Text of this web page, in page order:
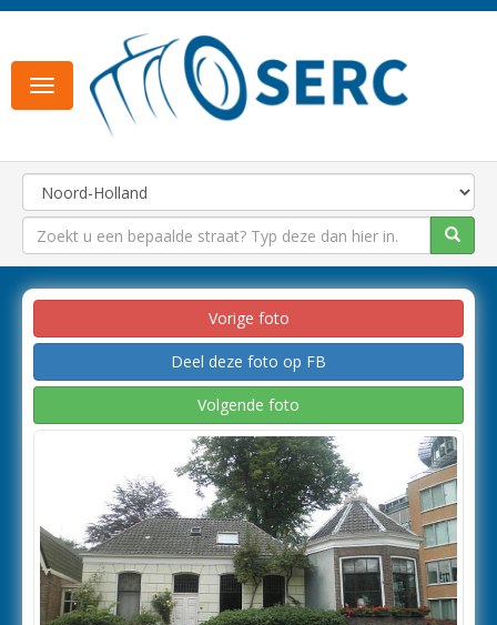
Toggle
navigation
Vorige foto
Deel deze foto op FB
Volgende foto